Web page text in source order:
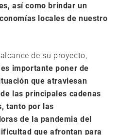
así como brindar un
locales de nuestro
de su proyecto,
importante poner de
que atraviesan
las principales cadenas
tanto por las
de la pandemia del
que afrontan para